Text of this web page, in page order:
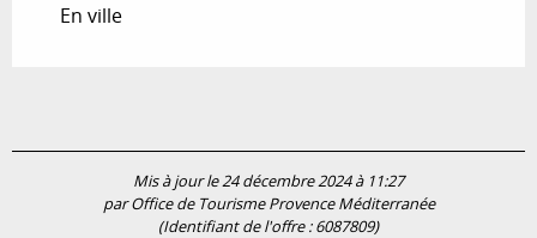
En ville
Mis à jour le 24 décembre 2024 à 11:27
par Office de Tourisme Provence Méditerranée
(Identifiant de l'offre :6087809)